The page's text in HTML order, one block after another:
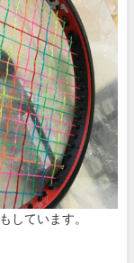
しています。